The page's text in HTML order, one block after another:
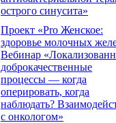
острого синусита»
Проект «Pro Женское:
здоровье молочных
Вебинар
доброкачественные
процессы — когда
оперировать, когда
наблюдать?
с онкологом»